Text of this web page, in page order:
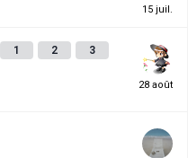
1 2 3